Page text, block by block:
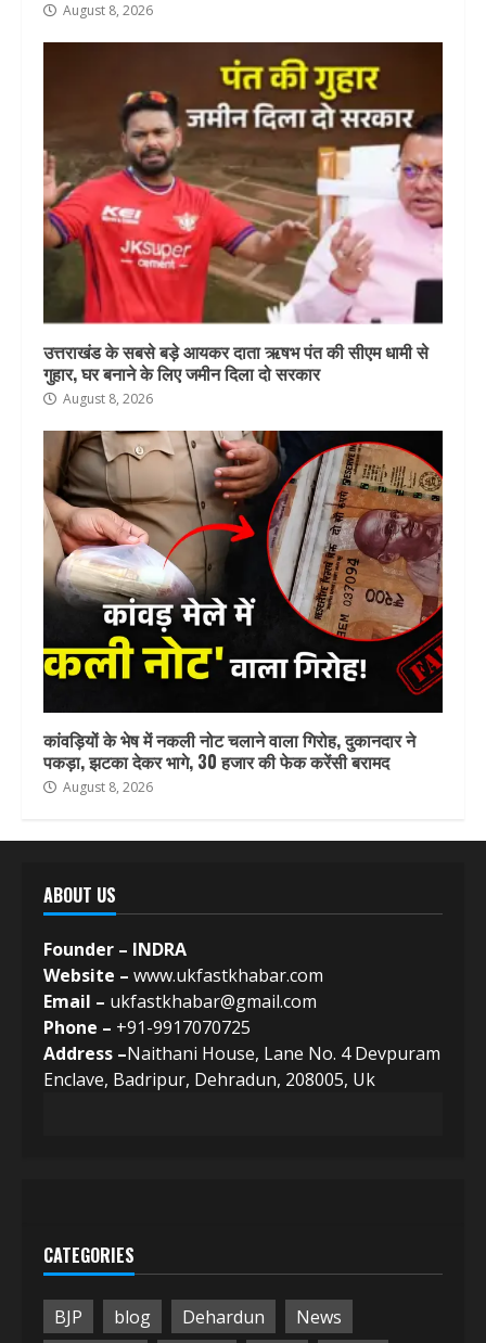
August 8, 2026
उत्तराखंड के सबसे बड़े आयकर दाता ऋषभ पंत की सीएम धामी से
गुहार, घर बनाने के लिए जमीन दिला दो सरकार
August 8, 2026
कांवड़ियों के भेष में नकली नोट चलाने वाला गिरोह, दुकानदार ने
पकड़ा, झटका देकर भागे, 30 हजार की फेक करेंसी बरामद
August 8, 2026
ABOUT US
Founder – INDRA
Website – www.ukfastkhabar.com
Email – ukfastkhabar@gmail.com
Phone – +91-9917070725
Address –Naithani House, Lane No. 4 Devpuram
Enclave, Badripur, Dehradun, 208005, Uk
CATEGORIES
BJP blog Dehardun
News